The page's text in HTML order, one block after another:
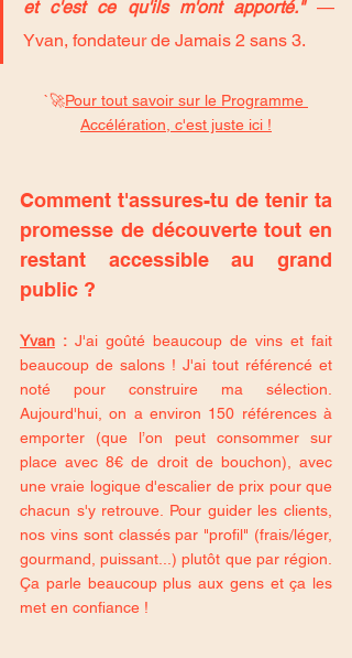
et c'est ce qu'ils m'ont apporté." —
Yvan, fondateur de Jamais 2 sans 3.
`🚀Pour tout savoir sur le Programme
Accélération, c'est juste ici !
Comment t'assures-tu de tenir ta
promesse de découverte tout en
restant accessible au grand
public ?
Yvan : J'ai goûté beaucoup de vins et fait
beaucoup de salons ! J'ai tout référencé et
noté pour construire ma sélection.
Aujourd'hui, on a environ 150 références à
emporter (que l’on peut consommer sur
place avec 8€ de droit de bouchon), avec
une vraie logique d'escalier de prix pour que
chacun s'y retrouve. Pour guider les clients,
nos vins sont classés par "profil" (frais/léger,
gourmand, puissant...) plutôt que par région.
Ça parle beaucoup plus aux gens et ça les
met en confiance !